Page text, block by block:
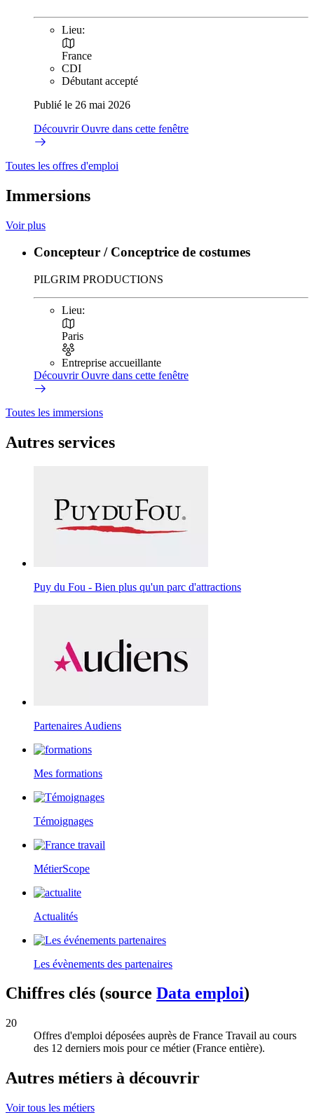
Lieu:
France
CDI
Débutant accepté
Publié le 26 mai 2026
DécouvrirOuvre dans cette fenêtre
Toutes les offres d'emploi
Immersions
Voir plus
Concepteur / Conceptrice de costumes
PILGRIM PRODUCTIONS
Lieu:
Paris
Entreprise accueillante
DécouvrirOuvre dans cette fenêtre
Toutes les immersions
Autres services
Puy du Fou - Bien plus qu'un parc d'attractions
Partenaires Audiens
Mes formations
Témoignages
MétierScope
Actualités
Les évènements des partenaires
Chiffres clés (source Data emploi)
20
Offres d'emploi déposées auprès de France Travail au cours
des 12 derniers mois pour ce métier (France entière).
Autres métiers à découvrir
Voir tous les métiers